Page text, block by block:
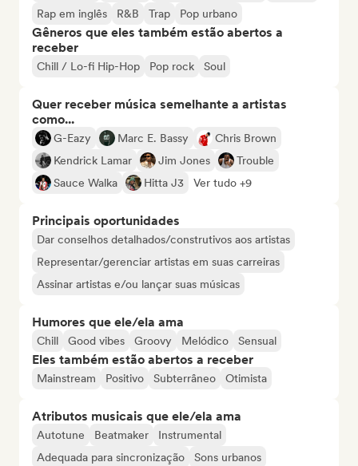
Rap em inglês
R&B Trap Pop urbano
Gêneros que eles também estão abertos a
receber
Chill / Lo-fi Hip-Hop Pop rock Soul
Quer receber música semelhante a artistas
como...
G-Eazy Marc E. Bassy
Chris Brown
Kendrick Lamar
Jim Jones
Trouble
Sauce Walka
Hitta J3 Ver tudo +9
Principais oportunidades
Dar conselhos detalhados/construtivos aos artistas
Representar/gerenciar artistas em suas carreiras
Assinar artistas e/ou lançar suas músicas
Humores que ele/ela ama
Chill Good vibes Groovy Melódico Sensual
Eles também estão abertos a receber
Mainstream Positivo Subterrâneo Otimista
Atributos musicais que ele/ela ama
Autotune Beatmaker
Instrumental
Adequada para sincronização
Sons urbanos